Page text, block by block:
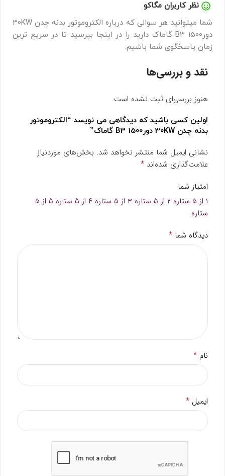
نظر کاربران مگاکو
شما میتوانید هر سوالی که درباره الکتروموتور بدنه چدن 30KW
دور1500 B3 گاماک دارید را در اینجا بپرسید تا در سریع ترین
زمان پاسخگوی شما باشیم.
نقد و بررسی‌ها
هنوز بررسی‌ای ثبت نشده است.
اولین کسی باشید که دیدگاهی می نویسد “الکتروموتور
بدنه چدن 30KW دور1500 B3 گاماک”
نشانی ایمیل شما منتشر نخواهد شد. بخش‌های موردنیاز
علامت‌گذاری شده‌اند *
امتیاز شما
۱ از ۵ ستاره
۲ از ۵ ستاره ۳ از ۵ ستاره ۴ از ۵ ستاره
۵ از ۵
ستاره
دیدگاه شما *
نام *
ایمیل *